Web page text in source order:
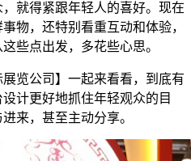
就得紧跟年轻人的喜好。现在
物，还特别看重互动和体验，
些点出发，多花些心思。
览公司】一起来看看，到底有
计更好地抓住年轻观众的目
来，甚至主动分享。